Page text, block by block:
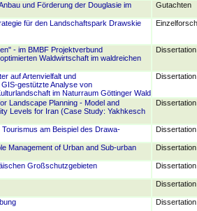
und Förderung der Douglasie im
Gutachten
für den Landschaftspark Drawskie
- im BMBF Projektverbund
Waldwirtschaft im waldreichen
Dissertation
auf Artenvielfalt und
GIS-gestützte Analyse von
im Naturraum Göttinger Wald
Dissertation
Landscape Planning - Model and
Levels for Iran (Case Study: Yakhkesch
Dissertation
am Beispiel des Drawa-
Dissertation
Management of Urban and Sub-urban
Dissertation
Großschutzgebieten
Dissertation
Dissertation
Dissertation